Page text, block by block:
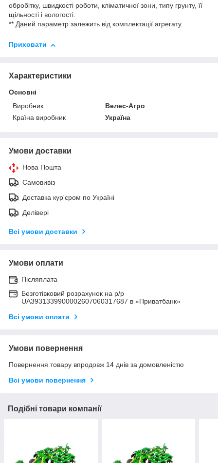
обробітку, швидкості роботи, кліматичної зони, типу грунту, її
щільності і вологості.
** Даний параметр залежить від комплектації агрегату.
Приховати
Характеристики
Основні
Виробник
Велес-Агро
Країна виробник
Україна
Умови доставки
Нова Пошта
Самовивіз
Доставка кур'єром по Україні
Делівері
Всі умови доставки
Умови оплати
Післяплата
Безготівковий розрахунок на р/р
UA3931339900002607060317687 в «Приватбанк»
Всі умови оплати
Умови повернення
Повернення товару впродовж 14 днів за домовленістю
Всі умови повернення
Подібні товари компанії